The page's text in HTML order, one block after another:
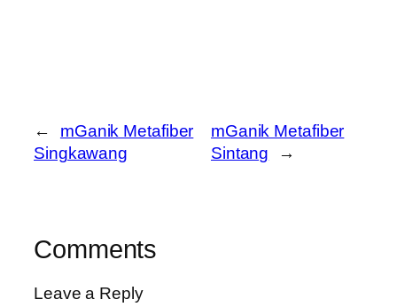
←
mGanik Metafiber
Singkawang
mGanik Metafiber
Sintang
→
Comments
Leave a Reply